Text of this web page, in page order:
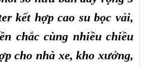
kết hợp cao su bọc vải,
chắc cùng nhiều chiều
cho nhà xe, kho xưởng,